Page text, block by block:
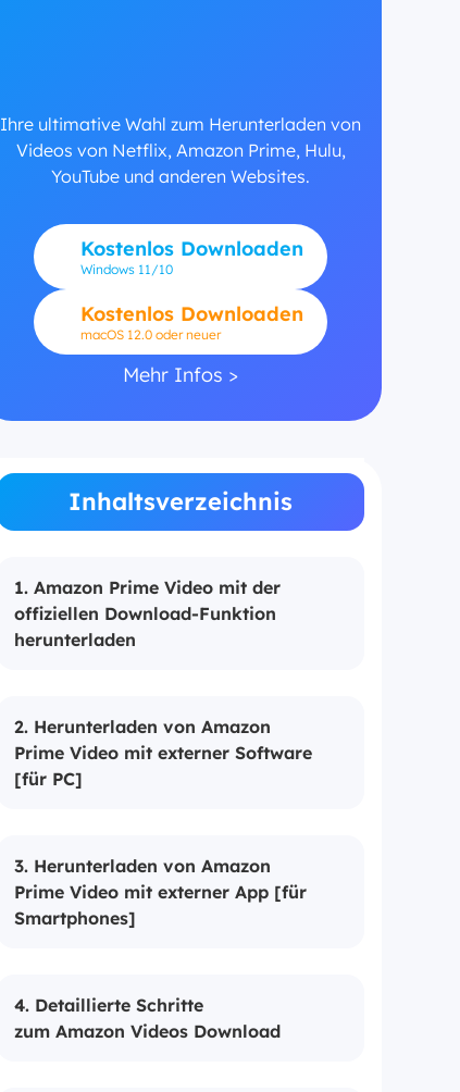
Ihre ultimative Wahl zum Herunterladen von
Videos von Netflix, Amazon Prime, Hulu,
YouTube und anderen Websites.
Kostenlos Downloaden
Windows 11/10
Kostenlos Downloaden
macOS 12.0 oder neuer
Mehr Infos >
Inhaltsverzeichnis
1. Amazon Prime Video mit der
offiziellen Download-Funktion
herunterladen
2. Herunterladen von Amazon
Prime Video mit externer Software
[für PC]
3. Herunterladen von Amazon
Prime Video mit externer App [für
Smartphones]
4. Detaillierte Schritte
zum Amazon Videos Download